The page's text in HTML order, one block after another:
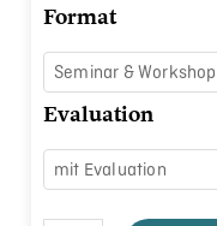
Format
Evaluation